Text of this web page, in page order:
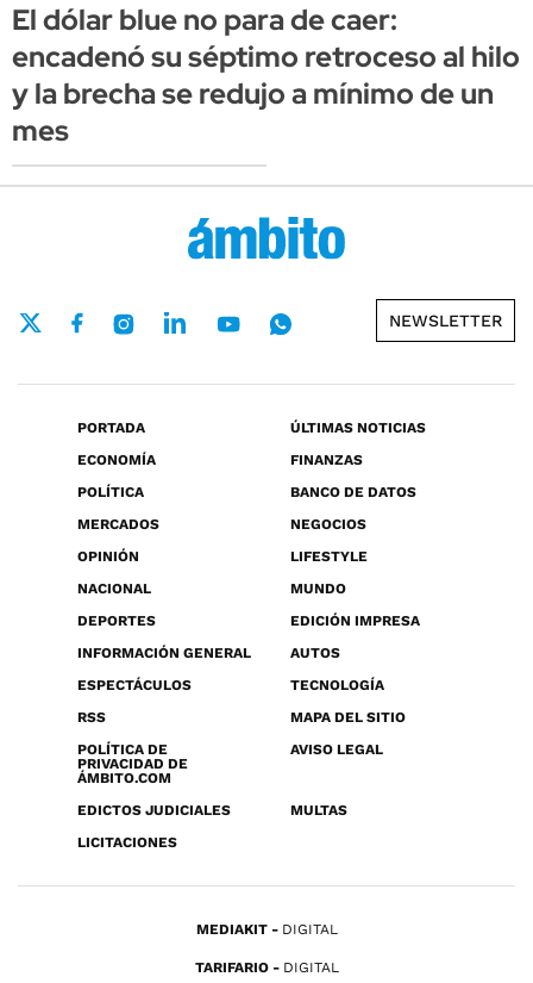
El dólar blue no para de caer:
encadenó su séptimo retroceso al hilo
y la brecha se redujo a mínimo de un
mes
NEWSLETTER
PORTADA
ÚLTIMAS NOTICIAS
ECONOMÍA
FINANZAS
POLÍTICA
BANCO DE DATOS
MERCADOS
NEGOCIOS
OPINIÓN
LIFESTYLE
NACIONAL
MUNDO
DEPORTES
EDICIÓN IMPRESA
INFORMACIÓN GENERAL
AUTOS
ESPECTÁCULOS
TECNOLOGÍA
RSS
MAPA DEL SITIO
POLÍTICA DE
PRIVACIDAD DE
ÁMBITO.COM
AVISO LEGAL
EDICTOS JUDICIALES
MULTAS
LICITACIONES
MEDIAKIT DIGITAL
TARIFARIO DIGITAL